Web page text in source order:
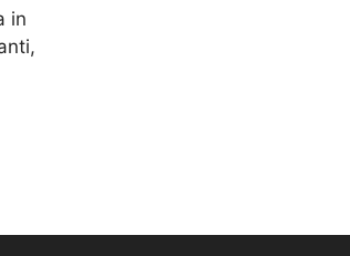
in